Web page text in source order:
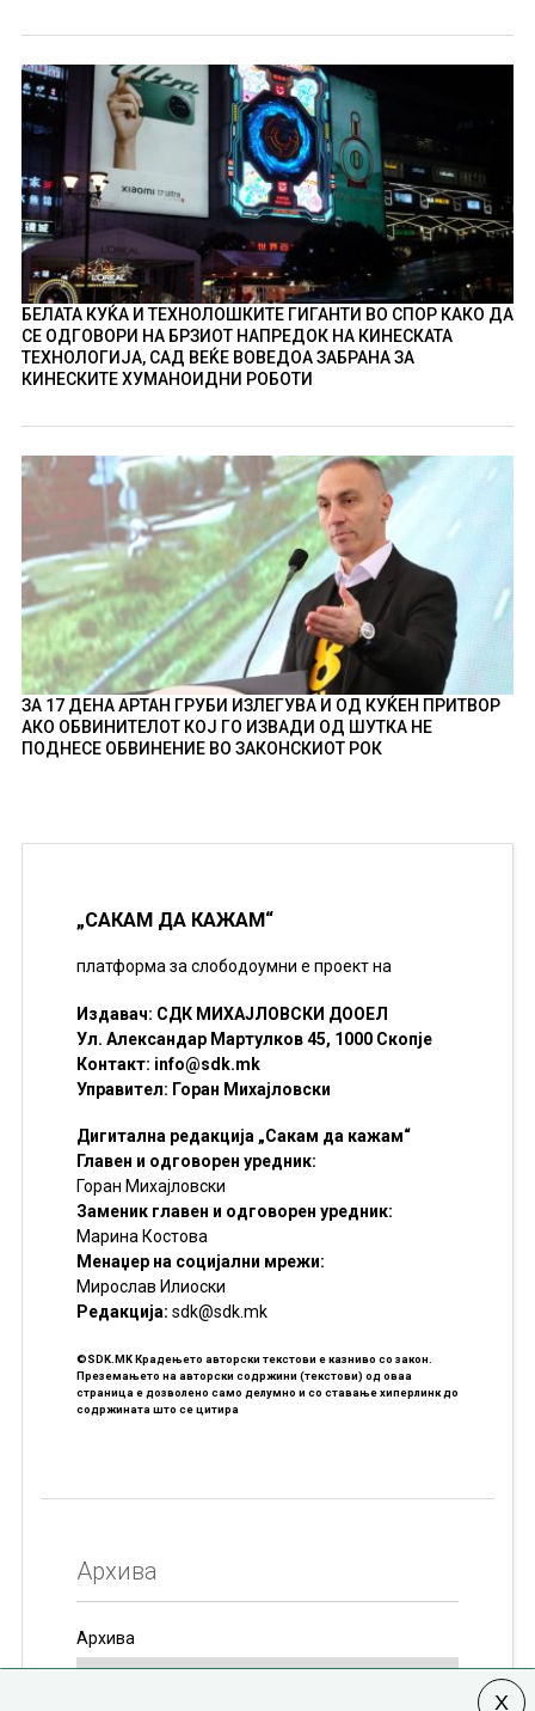
БЕЛАТА КУЌА И ТЕХНОЛОШКИТЕ ГИГАНТИ ВО СПОР КАКО ДА
СЕ ОДГОВОРИ НА БРЗИОТ НАПРЕДОК НА КИНЕСКАТА
ТЕХНОЛОГИЈА, САД ВЕЌЕ ВОВЕДОА ЗАБРАНА ЗА
КИНЕСКИТЕ ХУМАНОИДНИ РОБОТИ
ЗА 17 ДЕНА АРТАН ГРУБИ ИЗЛЕГУВА И ОД КУЌЕН ПРИТВОР
АКО ОБВИНИТЕЛОТ КОЈ ГО ИЗВАДИ ОД ШУТКА НЕ
ПОДНЕСЕ ОБВИНЕНИЕ ВО ЗАКОНСКИОТ РОК
„САКАМ ДА КАЖАМ“
платформа за слободоумни е проект на
Издавач: СДК МИХАЈЛОВСКИ ДООЕЛ
Ул. Александар Мартулков 45, 1000 Скопје
Контакт: info@sdk.mk
Управител: Горан Михајловски
Дигитална редакција „Сакам да кажам“
Главен и одговорен уредник:
Горан Михајловски
Заменик главен и одговорен уредник:
Марина Костова
Менаџер на социјални мрежи:
Мирослав Илиоски
Редакцијa: sdk@sdk.mk
©SDK.MK Крадењето авторски текстови е казниво со закон.
Преземањето на авторски содржини (текстови) од оваа
страница е дозволено само делумно и со ставање хиперлинк до
содржината што се цитира
Архива
Архива